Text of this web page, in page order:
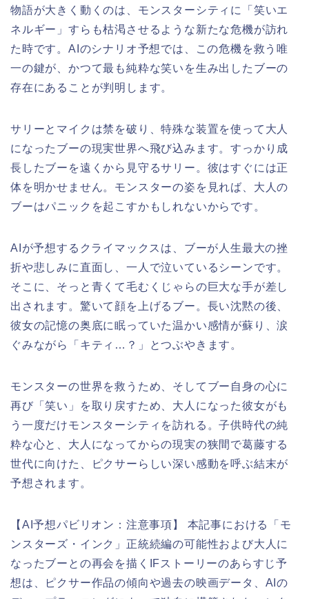
物語が大きく動くのは、モンスターシティに「笑いエ
ネルギー」すらも枯渇させるような新たな危機が訪れ
た時です。AIのシナリオ予想では、この危機を救う唯
一の鍵が、かつて最も純粋な笑いを生み出したブーの
存在にあることが判明します。
サリーとマイクは禁を破り、特殊な装置を使って大人
になったブーの現実世界へ飛び込みます。すっかり成
長したブーを遠くから見守るサリー。彼はすぐには正
体を明かせません。モンスターの姿を見れば、大人の
ブーはパニックを起こすかもしれないからです。
AIが予想するクライマックスは、ブーが人生最大の挫
折や悲しみに直面し、一人で泣いているシーンです。
そこに、そっと青くて毛むくじゃらの巨大な手が差し
出されます。驚いて顔を上げるブー。長い沈黙の後、
彼女の記憶の奥底に眠っていた温かい感情が蘇り、涙
ぐみながら「キティ…？」とつぶやきます。
モンスターの世界を救うため、そしてブー自身の心に
再び「笑い」を取り戻すため、大人になった彼女がも
う一度だけモンスターシティを訪れる。子供時代の純
粋な心と、大人になってからの現実の狭間で葛藤する
世代に向けた、ピクサーらしい深い感動を呼ぶ結末が
予想されます。
【AI予想パビリオン：注意事項】 本記事における「モ
ンスターズ・インク」正統続編の可能性および大人に
なったブーとの再会を描くIFストーリーのあらすじ予
想は、ピクサー作品の傾向や過去の映画データ、AIの